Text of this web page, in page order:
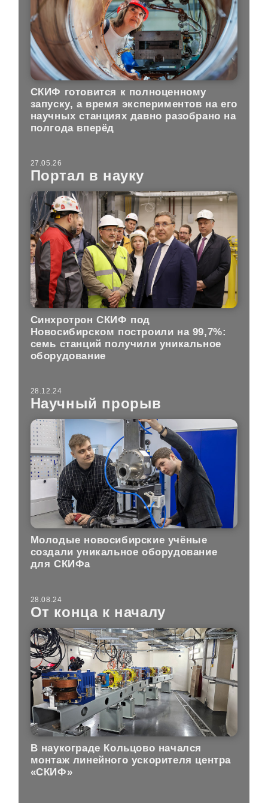
СКИФ готовится к полноценному
запуску, а время экспериментов на его
научных станциях давно разобрано на
полгода вперёд
27.05.26
Портал в науку
Синхротрон СКИФ под
Новосибирском построили на 99,7%:
семь станций получили уникальное
оборудование
28.12.24
Научный прорыв
Молодые новосибирские учёные
создали уникальное оборудование
для СКИФа
28.08.24
От конца к началу
В наукограде Кольцово начался
монтаж линейного ускорителя центра
«СКИФ»